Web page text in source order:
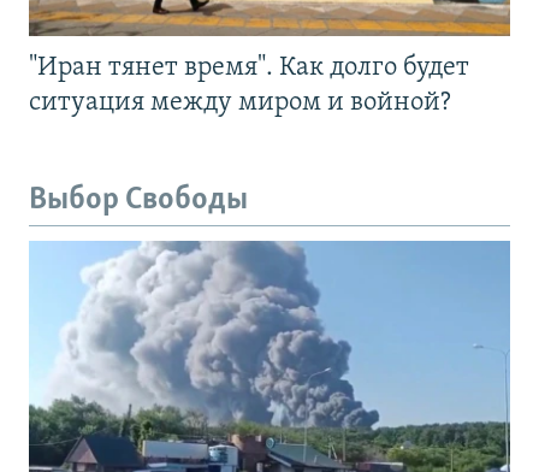
"Иран тянет время". Как долго будет
ситуация между миром и войной?
Выбор Свободы